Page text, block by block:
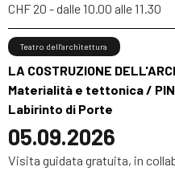
CHF 20 - dalle 10.00 alle 11.30
LA COSTRUZIONE
Materialità e tettonica /
Labirinto di Porte
05.09.2026
Teatro dell'architettura
Visita guidata gratuita, in